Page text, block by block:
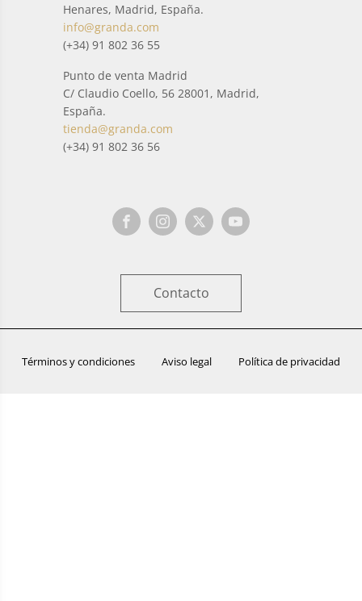
Henares, Madrid, España.
info@granda.com
(+34) 91 802 36 55
Punto de venta Madrid
C/ Claudio Coello, 56 28001, Madrid,
España.
tienda@granda.com
(+34) 91 802 36 56
Contacto
Términos y condiciones Aviso legal Política de privacidad